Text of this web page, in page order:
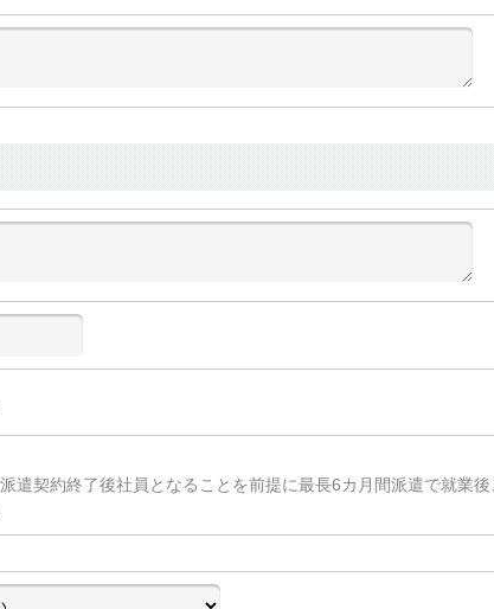
遣契約終了後社員となることを前提に最長6カ月間派遣で就業